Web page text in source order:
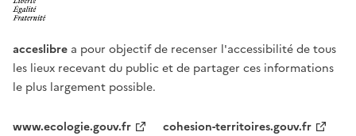
acceslibre a pour objectif de recenser l'accessibilité de tous
les lieux recevant du public et de partager ces informations
le plus largement possible.
www.ecologie.gouv.fr
cohesion-territoires.gouv.fr